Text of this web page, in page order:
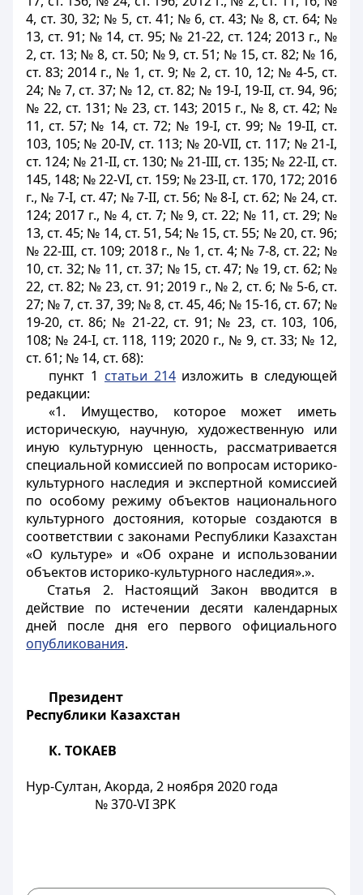
4, ст. 30, 32; № 5, ст. 41; № 6, ст. 43; № 8, ст. 64; №
13, ст. 91; № 14, ст. 95; № 21-22, ст. 124; 2013 г., №
2, ст. 13; № 8, ст. 50; № 9, ст. 51; № 15, ст. 82; № 16,
ст. 83; 2014 г., № 1, ст. 9; № 2, ст. 10, 12; № 4-5, ст.
24; № 7, ст. 37; № 12, ст. 82; № 19-І, 19-II, ст. 94, 96;
№ 22, ст. 131; № 23, ст. 143; 2015 г., № 8, ст. 42; №
11, ст. 57; № 14, ст. 72; № 19-І, ст. 99; № 19-II, ст.
103, 105; № 20-IV, ст. 113; № 20-VII, ст. 117; № 21-І,
ст. 124; № 21-II, ст. 130; № 21-III, ст. 135; № 22-II, ст.
145, 148; № 22-VI, ст. 159; № 23-II, ст. 170, 172; 2016
г., № 7-І, ст. 47; № 7-II, ст. 56; № 8-І, ст. 62; № 24, ст.
124; 2017 г., № 4, ст. 7; № 9, ст. 22; № 11, cт. 29; №
13, ст. 45; № 14, cт. 51, 54; № 15, ст. 55; № 20, ст. 96;
№ 22-III, ст. 109; 2018 г., № 1, ст. 4; № 7-8, ст. 22; №
10, ст. 32; № 11, ст. 37; № 15, ст. 47; № 19, ст. 62; №
22, ст. 82; № 23, ст. 91; 2019 г., № 2, ст. 6; № 5-6, ст.
27; № 7, ст. 37, 39; № 8, ст. 45, 46; № 15-16, ст. 67; №
19-20, ст. 86; № 21-22, ст. 91; № 23, ст. 103, 106,
108; № 24-I, ст. 118, 119; 2020 г., № 9, ст. 33; № 12,
ст. 61; № 14, ст. 68):
пункт 1 статьи 214изложить в следующей
редакции:
«1. Имущество, которое может иметь
историческую, научную, художественную или
иную культурную ценность, рассматривается
специальной комиссией по вопросам историко-
культурного наследия и экспертной комиссией
по особому режиму объектов национального
культурного достояния, которые создаются в
соответствии с законами Республики Казахстан
«О культуре» и «Об охране и использовании
объектов историко-культурного наследия».».
Статья 2. Настоящий Закон вводится в
действие по истечении десяти календарных
дней после дня его первого официального
опубликования.
Президент
Республики Казахстан
К. ТОКАЕВ
Нур-Султан, Акорда, 2 ноября 2020 года
№ 370-VI ЗРК